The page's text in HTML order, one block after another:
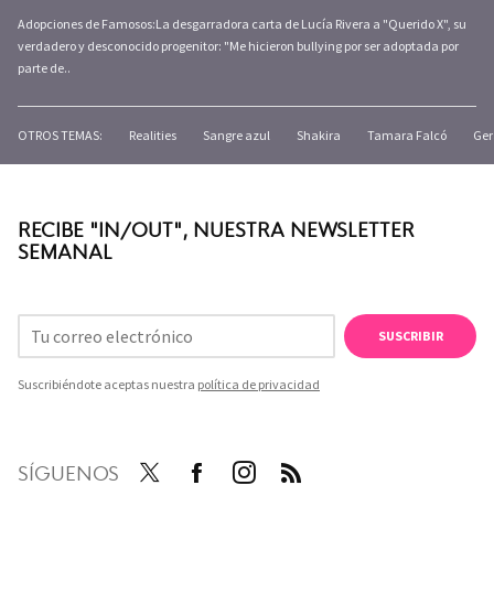
Adopciones de Famosos:La desgarradora carta de Lucía Rivera a "Querido X", su
verdadero y desconocido progenitor: "Me hicieron bullying por ser adoptada por
parte de..
OTROS TEMAS: Realities Sangre azul Shakira Tamara Falcó
RECIBE "IN/OUT", NUESTRA NEWSLETTER
SEMANAL
SUSCRIBIR
Suscribiéndote aceptas nuestra política de privacidad
SÍGUENOS